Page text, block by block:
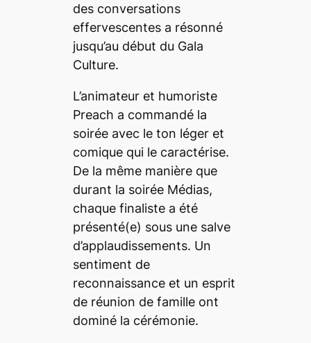
des conversations
effervescentes a résonné
jusqu’au début du Gala
Culture.
L’animateur et humoriste
Preach a commandé la
soirée avec le ton léger et
comique qui le caractérise.
De la même manière que
durant la soirée Médias,
chaque finaliste a été
présenté(e) sous une salve
d’applaudissements. Un
sentiment de
reconnaissance et un esprit
de réunion de famille ont
dominé la cérémonie.